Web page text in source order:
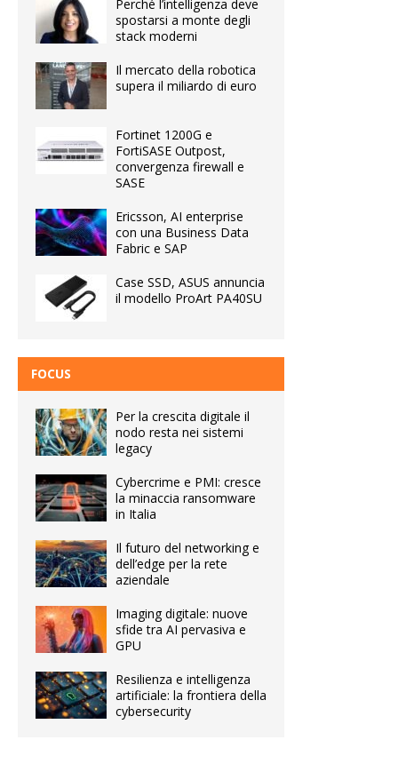
Perché l’intelligenza deve
spostarsi a monte degli
stack moderni
Il mercato della robotica
supera il miliardo di euro
Fortinet 1200G e
FortiSASE Outpost,
convergenza firewall e
SASE
Ericsson, AI enterprise
con una Business Data
Fabric e SAP
Case SSD, ASUS annuncia
il modello ProArt PA40SU
FOCUS
Per la crescita digitale il
nodo resta nei sistemi
legacy
Cybercrime e PMI: cresce
la minaccia ransomware
in Italia
Il futuro del networking e
dell’edge per la rete
aziendale
Imaging digitale: nuove
sfide tra AI pervasiva e
GPU
Resilienza e intelligenza
artificiale: la frontiera della
cybersecurity